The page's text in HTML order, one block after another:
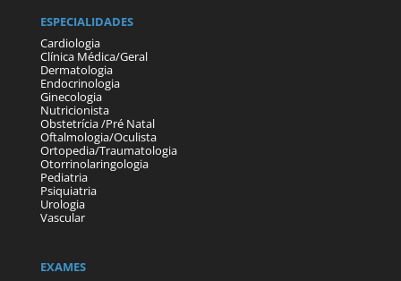
ESPECIALIDADES
Cardiologia
Clínica Médica/Geral
Dermatologia
Endocrinologia
Ginecologia
Nutricionista
Obstetrícia /Pré Natal
Oftalmologia/Oculista
Ortopedia/Traumatologia
Otorrinolaringologia
Pediatria
Psiquiatria
Urologia
Vascular
EXAMES